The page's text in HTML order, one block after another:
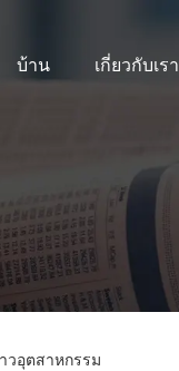
บ้าน เกี่ยวกับเรา
วอุตสาหกรรม